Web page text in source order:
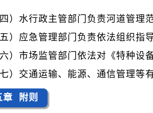
四）水行政主管部门负责河道管
五）应急管理部门负责依法组织
六）市场监管部门依法对《特种
七）交通运输、能源、通信管理
章 附则